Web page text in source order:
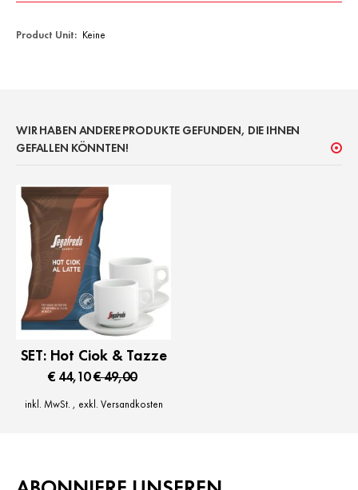
Mehr
Keine
WIR HABEN ANDERE PRODUKTE GEFUNDEN, DIE IHNEN
GEFALLEN KÖNNTEN!
SET: Hot Ciok & Tazze
€ 44,10€ 49,00
inkl. MwSt. , exkl. Versandkosten